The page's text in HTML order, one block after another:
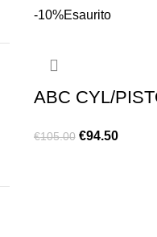
-10%Esaurito
ABC CYL/
€105.00 €94.50